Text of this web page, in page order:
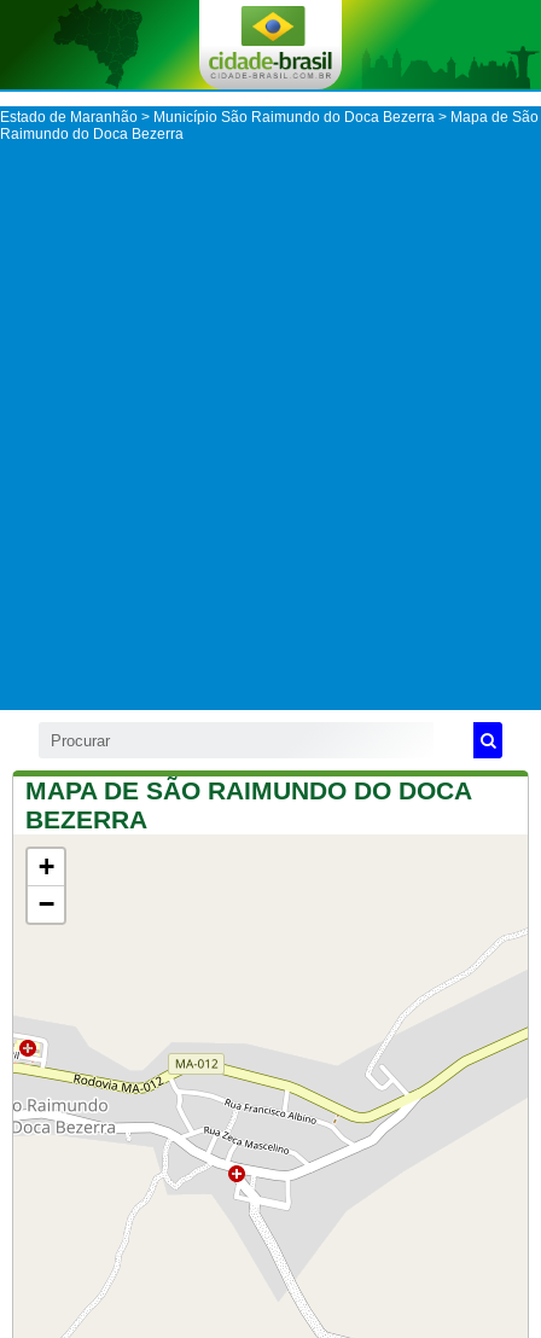
Estado de Maranhão > Município São Raimundo do Doca Bezerra > Mapa de São
Raimundo do Doca Bezerra
MAPA DE SÃO RAIMUNDO DO DOCA
BEZERRA
+
−